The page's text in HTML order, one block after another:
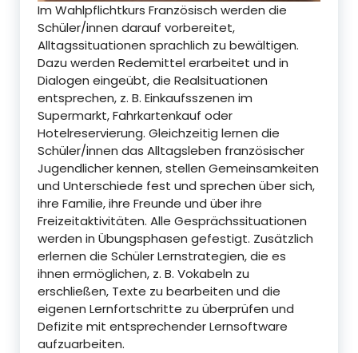
Im Wahlpflichtkurs Französisch werden die
Schüler/innen darauf vorbereitet,
Alltagssituationen sprachlich zu bewältigen.
Dazu werden Redemittel erarbeitet und in
Dialogen eingeübt, die Realsituationen
entsprechen, z. B. Einkaufsszenen im
Supermarkt, Fahrkartenkauf oder
Hotelreservierung. Gleichzeitig lernen die
Schüler/innen das Alltagsleben französischer
Jugendlicher kennen, stellen Gemeinsamkeiten
und Unterschiede fest und sprechen über sich,
ihre Familie, ihre Freunde und über ihre
Freizeitaktivitäten. Alle Gesprächssituationen
werden in Übungsphasen gefestigt. Zusätzlich
erlernen die Schüler Lernstrategien, die es
ihnen ermöglichen, z. B. Vokabeln zu
erschließen, Texte zu bearbeiten und die
eigenen Lernfortschritte zu überprüfen und
Defizite mit entsprechender Lernsoftware
aufzuarbeiten.